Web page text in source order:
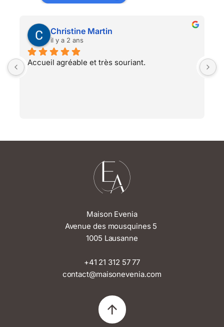
Christine Martin
il y a 2 ans
Accueil agréable et très souriant.
Maison Evenia
Avenue des mousquines 5
1005 Lausanne
+41 21 312 57 77
contact@maisonevenia.com